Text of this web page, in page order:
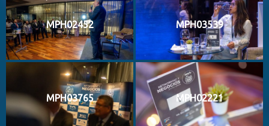
MPH02452 MPH03539
MPH03765 MPH02221